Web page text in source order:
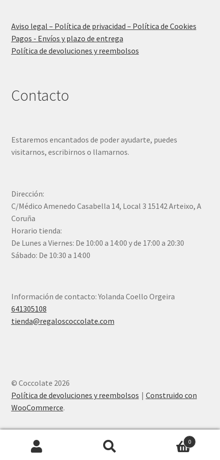
Aviso legal – Política de privacidad – Política de Cookies
Pagos - Envíos y plazo de entrega
Política de devoluciones y reembolsos
Contacto
Estaremos encantados de poder ayudarte, puedes
visitarnos, escribirnos o llamarnos.
Dirección:
C/Médico Amenedo Casabella 14, Local 3 15142 Arteixo, A
Coruña
Horario tienda:
De Lunes a Viernes: De 10:00 a 14:00 y de 17:00 a 20:30
Sábado: De 10:30 a 14:00
Información de contacto: Yolanda Coello Orgeira
641305108
tienda@regaloscoccolate.com
© Coccolate 2026
Política de devoluciones y reembolsos
Construido con
WooCommerce.
0